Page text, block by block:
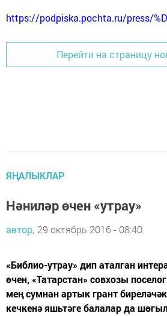
https://podpiska.pochta.ru/press/
Перейти на страницу
ЯҢАЛЫКЛАР
Нәниләр өчен «утрау»
автор, 29 октябрь 2016 - 08:40
«Библио-утрау» дип аталган
өчен, «Татарстан» совхозы
мең сумнан артык грант
кечкенә яшьтәге балалар да